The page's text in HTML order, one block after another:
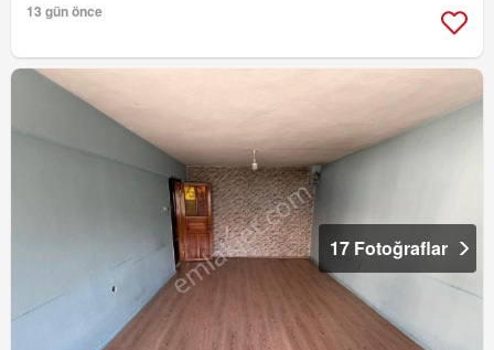
13 gün önce
17 Fotoğraflar